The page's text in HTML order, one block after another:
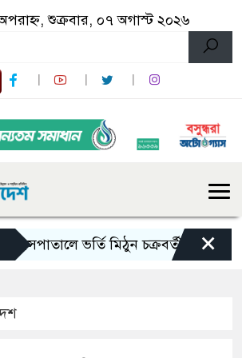
শুক্রবার, ০৭ অগাস্ট ২০২৬
ভর্তি মিঠুন চক্রবর্তী ×